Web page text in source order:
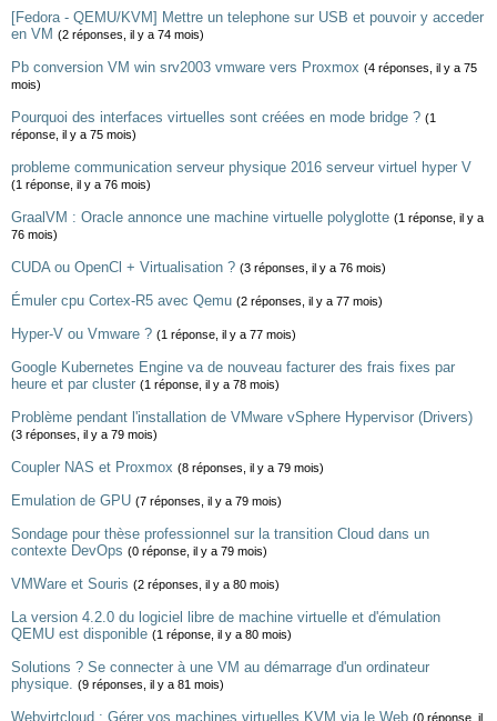
[Fedora - QEMU/KVM] Mettre un telephone sur USB et pouvoir y acceder
en VM (2 réponses, il y a 74 mois)
Pb conversion VM win srv2003 vmware vers Proxmox (4 réponses, il y a 75
mois)
Pourquoi des interfaces virtuelles sont créées en mode bridge ? (1
réponse, il y a 75 mois)
probleme communication serveur physique 2016 serveur virtuel hyper V
(1 réponse, il y a 76 mois)
GraalVM : Oracle annonce une machine virtuelle polyglotte (1 réponse, il y a
76 mois)
CUDA ou OpenCl + Virtualisation ? (3 réponses, il y a 76 mois)
Émuler cpu Cortex-R5 avec Qemu (2 réponses, il y a 77 mois)
Hyper-V ou Vmware ? (1 réponse, il y a 77 mois)
Google Kubernetes Engine va de nouveau facturer des frais fixes par
heure et par cluster (1 réponse, il y a 78 mois)
Problème pendant l'installation de VMware vSphere Hypervisor (Drivers)
(3 réponses, il y a 79 mois)
Coupler NAS et Proxmox (8 réponses, il y a 79 mois)
Emulation de GPU (7 réponses, il y a 79 mois)
Sondage pour thèse professionnel sur la transition Cloud dans un
contexte DevOps (0 réponse, il y a 79 mois)
VMWare et Souris (2 réponses, il y a 80 mois)
La version 4.2.0 du logiciel libre de machine virtuelle et d'émulation
QEMU est disponible (1 réponse, il y a 80 mois)
Solutions ? Se connecter à une VM au démarrage d'un ordinateur
physique. (9 réponses, il y a 81 mois)
Webvirtcloud : Gérer vos machines virtuelles KVM via le Web (0 réponse, il